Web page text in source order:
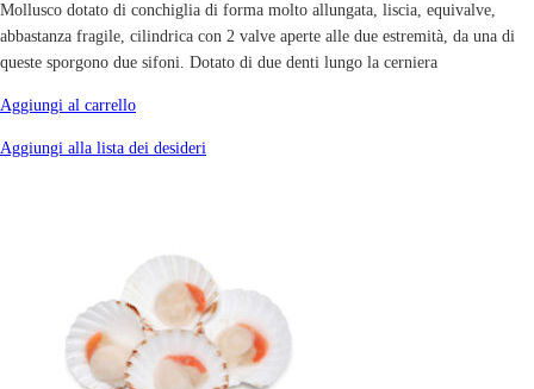
Mollusco dotato di conchiglia di forma molto allungata, liscia, equivalve,
abbastanza fragile, cilindrica con 2 valve aperte alle due estremità, da una di
queste sporgono due sifoni. Dotato di due denti lungo la cerniera
Aggiungi al carrello
Aggiungi alla lista dei desideri